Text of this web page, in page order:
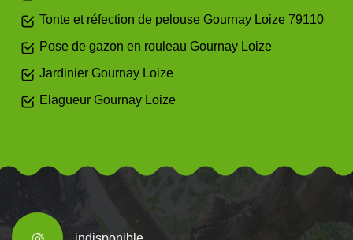
Tonte et réfection de pelouse Gournay Loize 79110
Pose de gazon en rouleau Gournay Loize
Jardinier Gournay Loize
Elagueur Gournay Loize